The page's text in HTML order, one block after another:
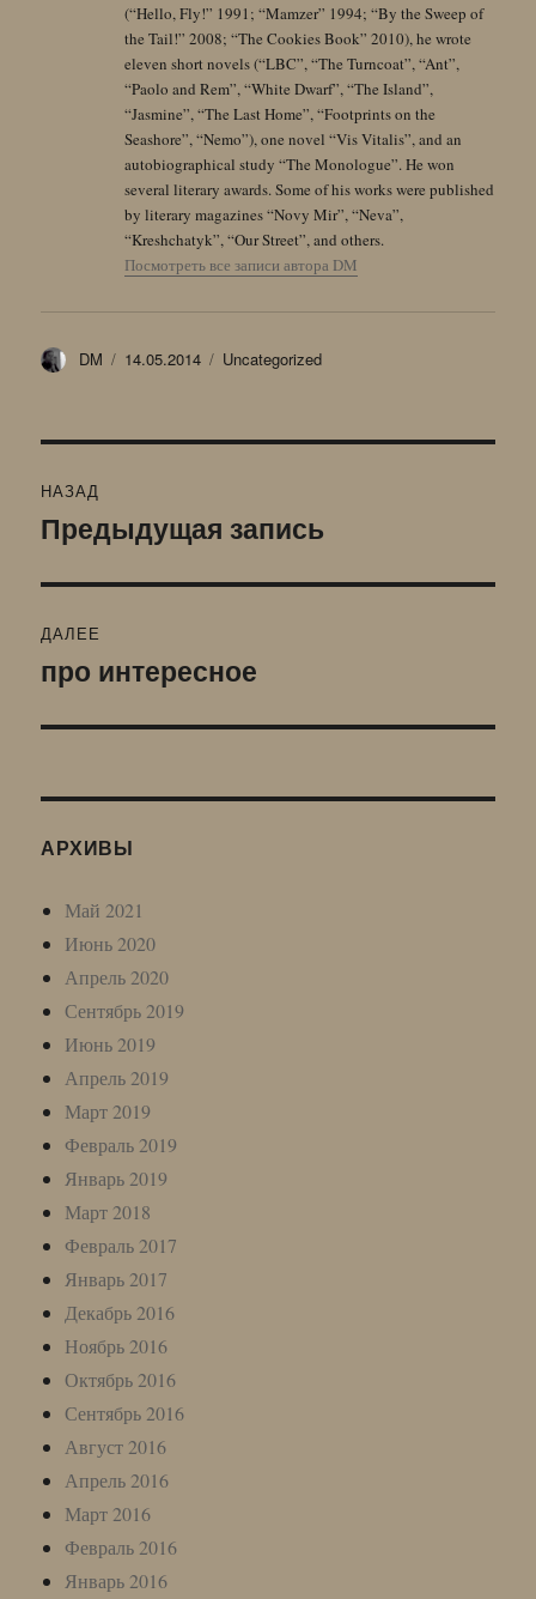
(“Hello, Fly!” 1991; “Mamzer” 1994; “By the Sweep of
the Tail!” 2008; “The Cookies Book” 2010), he wrote
eleven short novels (“LBC”, “The Turncoat”, “Ant”,
“Paolo and Rem”, “White Dwarf”, “The Island”,
“Jasmine”, “The Last Home”, “Footprints on the
Seashore”, “Nemo”), one novel “Vis Vitalis”, and an
autobiographical study “The Monologue”. He won
several literary awards. Some of his works were published
by literary magazines “Novy Mir”, “Neva”,
“Kreshchatyk”, “Our Street”, and others.
Посмотреть все записи автора DM
Автор
DM Опубликовано
14.05.2014 Рубрики
Uncategorized
по
НАЗАД
Предыдущая
Предыдущая запись
ДАЛЕЕ
Следующая
про интересное
АРХИВЫ
Май 2021
Июнь 2020
Апрель 2020
Сентябрь 2019
Июнь 2019
Апрель 2019
Март 2019
Февраль 2019
Январь 2019
Март 2018
Февраль 2017
Январь 2017
Декабрь 2016
Ноябрь 2016
Октябрь 2016
Сентябрь 2016
Август 2016
Апрель 2016
Март 2016
Февраль 2016
Январь 2016